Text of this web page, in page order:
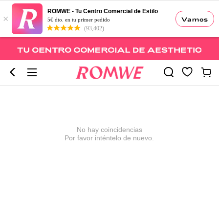
Vamos
×
ROMWE - Tu Centro Comercial de Estilo
5€ dto. en tu primer pedido
(93,402)
No hay coincidencias
Por favor inténtelo de nuevo.